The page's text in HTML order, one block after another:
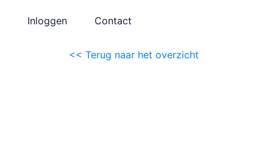
Inloggen Contact
<< Terug naar het overzicht